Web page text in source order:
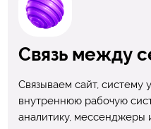
Связь между
Связываем сайт, систему
внутреннюю рабочую
аналитику, мессенджеры